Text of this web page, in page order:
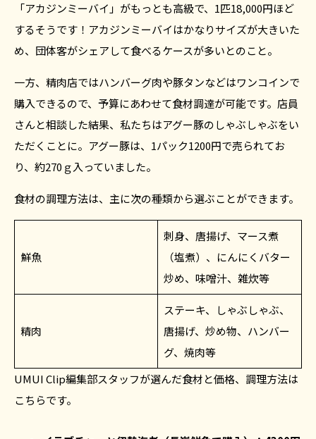
「アカジンミーバイ」がもっとも高級で、1匹18,000円ほど
するそうです！アカジンミーバイはかなりサイズが大きいた
め、団体客がシェアして食べるケースが多いとのこと。
一方、精肉店ではハンバーグ肉や豚タンなどはワンコインで
購入できるので、予算にあわせて食材調達が可能です。店員
さんと相談した結果、私たちはアグー豚のしゃぶしゃぶをい
ただくことに。アグー豚は、1パック1200円で売られてお
り、約270ｇ入っていました。
食材の調理方法は、主に次の種類から選ぶことができます。
鮮魚
刺身、唐揚げ、マース煮
（塩煮）、にんにくバター
炒め、味噌汁、雑炊等
精肉
ステーキ、しゃぶしゃぶ、
唐揚げ、炒め物、ハンバー
グ、焼肉等
UMUI Clip編集部スタッフが選んだ食材と価格、調理方法は
こちらです。